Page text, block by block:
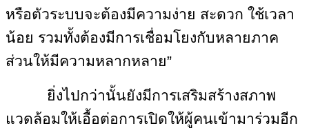
หรือตัวระบบจะต้องมีความง่าย สะดวก ใช้เวลา
น้อย รวมทั้งต้องมีการเชื่อมโยงกับหลายภาค
ส่วนให้มีความหลากหลาย”
ยิ่งไปกว่านั้นยังมีการเสริมสร้างสภาพ
แวดล้อมให้เอื้อต่อการเปิดให้ผู้คนเข้ามาร่วมอีก